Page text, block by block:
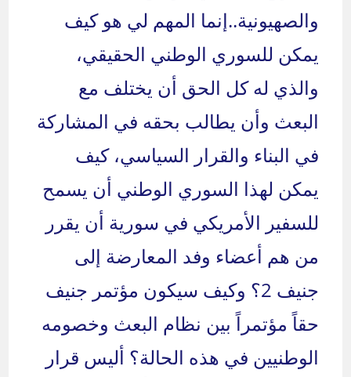
والصهيونية..إنما المهم لي هو كيف
يمكن للسوري الوطني الحقيقي،
والذي له كل الحق أن يختلف مع
البعث وأن يطالب بحقه في المشاركة
في البناء والقرار السياسي، كيف
يمكن لهذا السوري الوطني أن يسمح
للسفير الأمريكي في سورية أن يقرر
من هم أعضاء وفد المعارضة إلى
جنيف 2؟ وكيف سيكون مؤتمر جنيف
حقاً مؤتمراً بين نظام البعث وخصومه
الوطنيين في هذه الحالة؟ أليس قرار